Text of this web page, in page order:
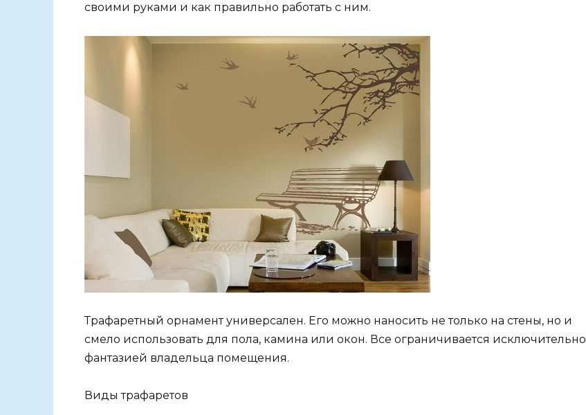
своими руками и как правильно работать с ним.
Трафаретный орнамент универсален. Его можно наносить не только на стены, но и
смело использовать для пола, камина или окон. Все ограничивается исключительно
фантазией владельца помещения.
Виды трафаретов